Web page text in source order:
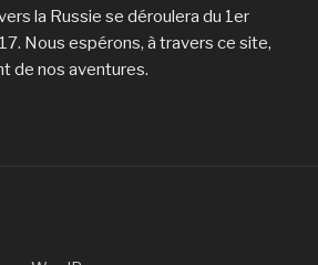
la Russie se déroulera du 1er
Nous espérons, à travers ce site,
de nos aventures.